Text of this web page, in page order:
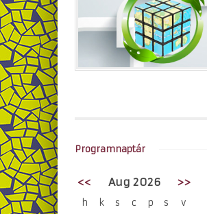
Programnaptár
<< Aug 2026 >>
h k s c p s
v